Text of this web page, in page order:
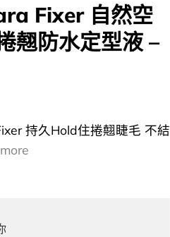
Fixer 自然空
翹防水定型液 –
持久Hold住捲翹睫毛 不結
more